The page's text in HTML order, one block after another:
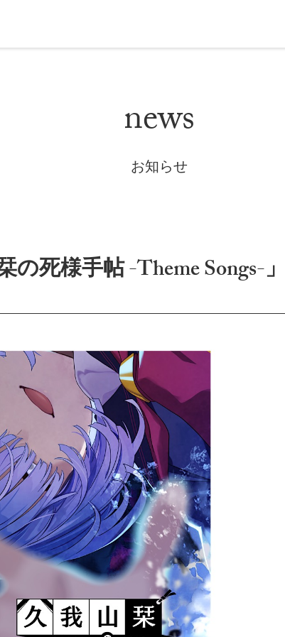
news
お知らせ
の死様手帖 -Theme Songs-」